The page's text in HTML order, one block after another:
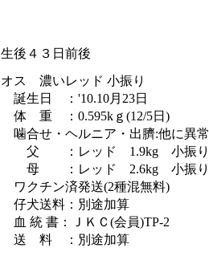
生後４３日前後
オス 濃いレッド 小振り
誕生日 ：'10.10月23日
体 重 ：0.595kｇ(12/5日)
噛合せ・ヘルニア・出臍:他に異
父 ：レッド 1.9kg 小振り
母 ：レッド 2.6kg 小振
ワクチン済発送(2種混無料)
仔犬送料：別途加算
血 統 書：ＪＫＣ(会員)TP-2
送 料 ：別途加算